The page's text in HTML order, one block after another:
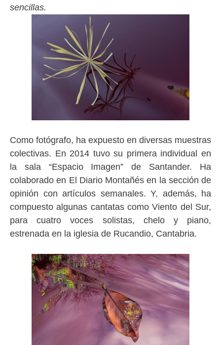
sencillas.
Como fotógrafo, ha expuesto en diversas muestras
colectivas. En 2014 tuvo su primera individual en
la sala “Espacio Imagen” de Santander. Ha
colaborado en El Diario Montañés en la sección de
opinión con artículos semanales. Y, además, ha
compuesto algunas cantatas como Viento del Sur,
para cuatro voces solistas, chelo y piano,
estrenada en la iglesia de Rucandio, Cantabria.